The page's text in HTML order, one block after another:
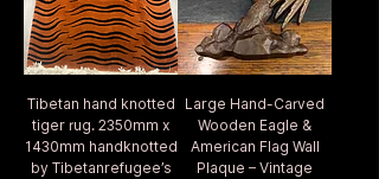
Tibetan hand knotted
tiger rug. 2350mm x
1430mm handknotted
by Tibetanrefugee’s
Large Hand-Carved
Wooden Eagle &
American Flag Wall
Plaque – Vintage